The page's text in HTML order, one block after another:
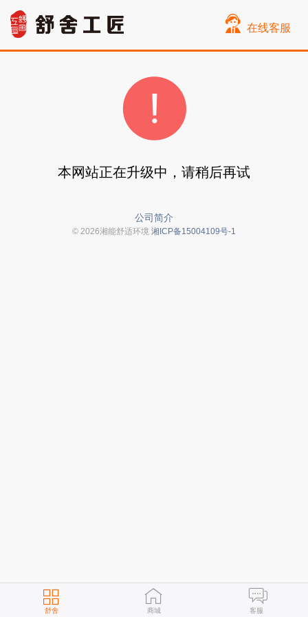
舒舍 商城 客服
在线客服
本网站正在升级中，请稍后再试
公司简介
© 2026湘能舒适环境 湘ICP备15004109号-1